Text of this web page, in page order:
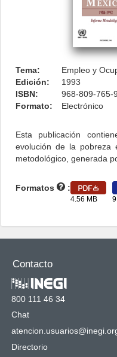
Tema:
Empleo y
Edición:
1993
ISBN:
968-809-765-9
Formato:
Electrónico
Esta publicación
evolución de la pobreza
metodológico, generada
Formatos :
4.56 MB
Contacto
800 111 46 34
Chat
Directorio